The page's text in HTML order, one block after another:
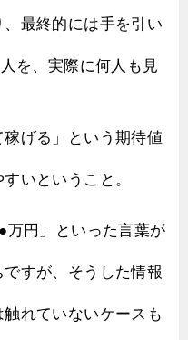
最終的には手を引い
を、実際に何人も見
げる」という期待値
いということ。
万円」といった言葉が
すが、そうした情報
れていないケースも